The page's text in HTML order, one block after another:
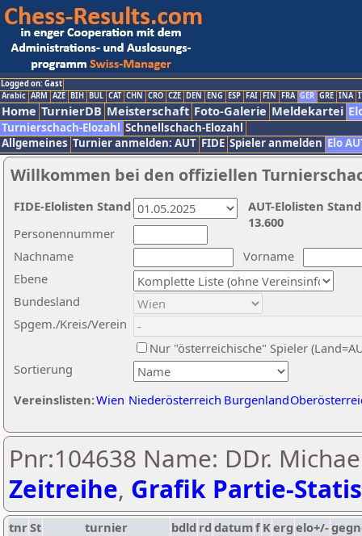
Logged on: Gast
Arabic ARM AZE BIH BUL CAT CHN CRO CZE DEN ENG ESP FAI FIN FRA GER GRE INA
Home TurnierDB Meisterschaft Foto-Galerie Meldekartei
Turnierschach-Elozahl Schnellschach-Elozahl
Allgemeines Turnier anmelden: AUT FIDE Spieler anmelden Elo
Willkommen bei den offiziellen
Nachname
Vorname
Ebene
Sortierung
Personennummer
Bundesland
Spgem./Kreis/Verein
Nur "österreichische" Spieler
Vereinslisten:Wien Niederösterreich Burgenland
AUT-Elolisten
13.600
FIDE-Elolisten Stand
Pnr:104638 Name: DDr.
Zeitreihe, Grafik Partie-
tnrSt turnier bdld rd datumf Kerg elo+/-